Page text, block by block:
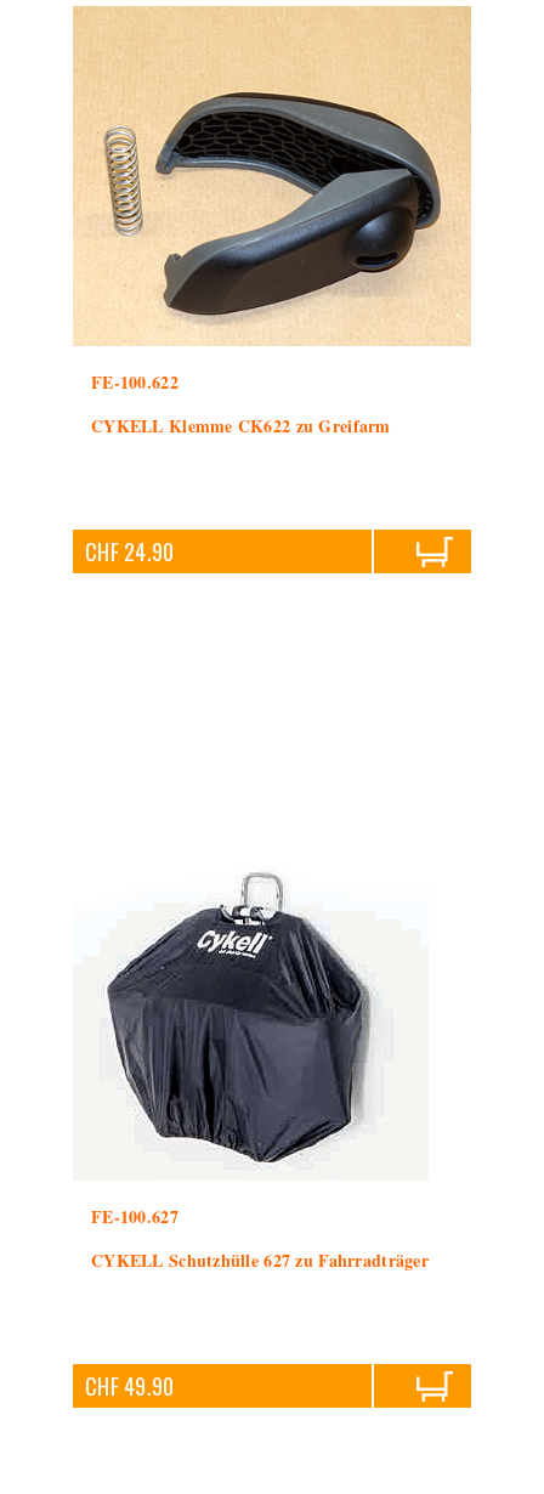
FE-100.622
CYKELL Klemme CK622 zu Greifarm
CHF 24.90
FE-100.627
CYKELL Schutzhülle 627 zu Fahrradträger
CHF 49.90